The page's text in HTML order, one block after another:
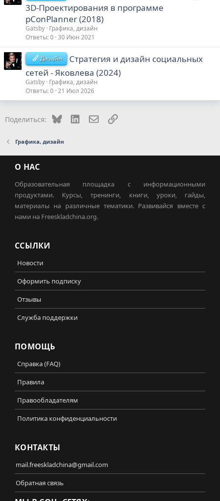
3D-Проектирования в программе
pConPlanner (2018)
Gatsby Графика, дизайн
Ответы 0 30 Июн 2021
Дизайн
Стратегия и дизайн социальных
сетей - Яковлева (2024)
Gatsby Графика, дизайн
Ответы 0 21 Июл 2026
Поделиться: Bluesky LinkedInЭлектронная почта
Ссылка
Графика, дизайн
О НАС
Образовательная площадка с информационными
продуктами. Курсы, тренинги, книги, уроки, гайды,
материалы на различные тематики. Развивайся вместе с
нами на Freeskladchina.org.
ССЫЛКИ
Новости
Оформить подписку
Отзывы
Служба поддержки
ПОМОЩЬ
Справка (FAQ)
Правила
Правообладателям
Политика конфиденциальности
КОНТАКТЫ
mail.freeskladchina@gmail.com
Обратная связь